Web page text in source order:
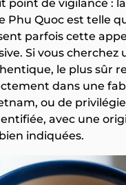
point de vigilance :
Phu Quoc est telle
parfois cette
Si vous cherchez
le plus sûr
dans une
ou de
avec une
indiquées.